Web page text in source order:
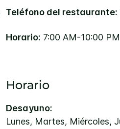
Teléfono del restaurante:
Horario: 7:00 AM-10:00 PM
Horario
Desayuno:
Lunes, Martes, Miércoles,